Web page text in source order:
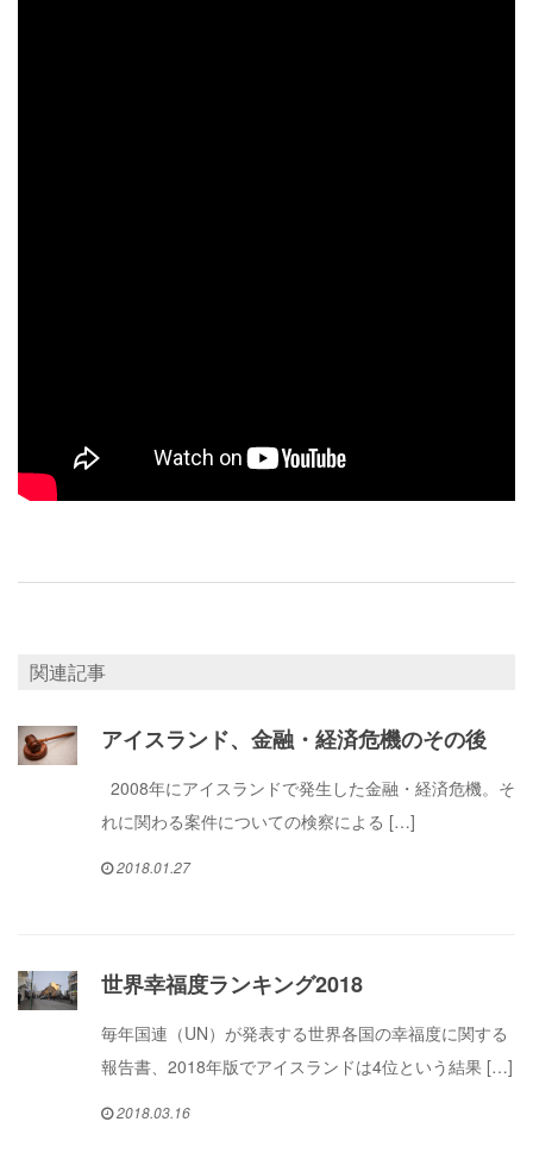
関連記事
アイスランド、金融・経済危機のその後
2008年にアイスランドで発生した金融・経済危機。そ
れに関わる案件についての検察による […]
2018.01.27
世界幸福度ランキング2018
毎年国連（UN）が発表する世界各国の幸福度に関する
報告書、2018年版でアイスランドは4位という結果 […]
2018.03.16